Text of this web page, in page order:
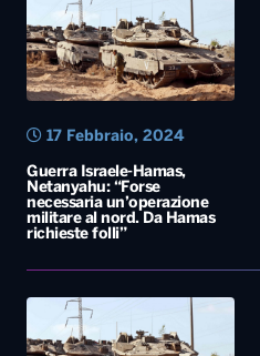
Guerra Israele-Hamas,
Netanyahu: “Forse
necessaria un’operazione
militare al nord. Da Hamas
richieste folli”
17 Febbraio, 2024